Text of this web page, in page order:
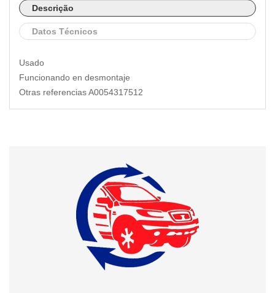
Descrição
Datos Técnicos
Usado
Funcionando en desmontaje
Otras referencias A0054317512